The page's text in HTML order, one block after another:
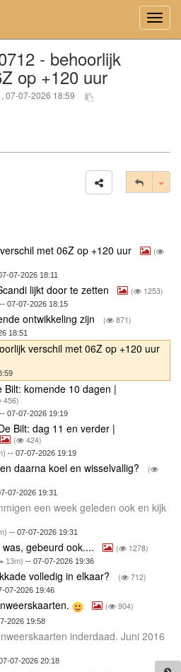
- behoorlijk
op +120 uur
07-07-2026 18:59
met 06Z op +120 uur
(
07-2026 18:11
lijkt door te zetten ( 1253)
-- 07-07-2026 18:15
ontwikkeling zijn ( 871)
18:51
verschil met 06Z op +120 uur
Bilt: komende 10 dagen |
456)
-- 07-07-2026 19:19
Bilt: dag 11 en verder |
( 424)
-- 07-07-2026 19:19
daarna koel en wisselvallig?
(
07-2026 19:31
een week geleden ook en kijk
-- 07-07-2026 19:31
gebeurd ook.... ( 1278)
13m) -- 07-07-2026 19:36
volledig in elkaar? ( 712)
07-2026 19:46
( 904)
2026 19:58
inderdaad. Juni 2016
07-2026 20:18